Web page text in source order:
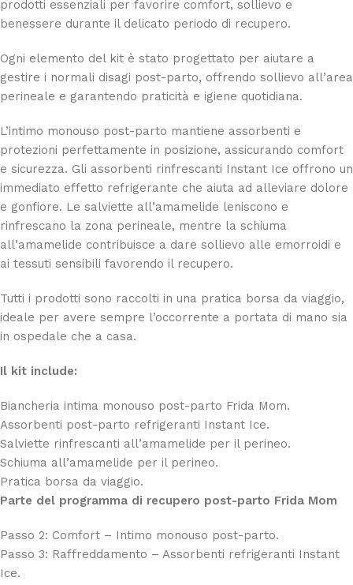
prodotti essenziali per favorire comfort, sollievo e
benessere durante il delicato periodo di recupero.
Ogni elemento del kit è stato progettato per aiutare a
gestire i normali disagi post-parto, offrendo sollievo all’area
perineale e garantendo praticità e igiene quotidiana.
L’intimo monouso post-parto mantiene assorbenti e
protezioni perfettamente in posizione, assicurando comfort
e sicurezza. Gli assorbenti rinfrescanti Instant Ice offrono un
immediato effetto refrigerante che aiuta ad alleviare dolore
e gonfiore. Le salviette all’amamelide leniscono e
rinfrescano la zona perineale, mentre la schiuma
all’amamelide contribuisce a dare sollievo alle emorroidi e
ai tessuti sensibili favorendo il recupero.
Tutti i prodotti sono raccolti in una pratica borsa da viaggio,
ideale per avere sempre l’occorrente a portata di mano sia
in ospedale che a casa.
Il kit include:
Biancheria intima monouso post-parto Frida Mom.
Assorbenti post-parto refrigeranti Instant Ice.
Salviette rinfrescanti all’amamelide per il perineo.
Schiuma all’amamelide per il perineo.
Pratica borsa da viaggio.
Parte del programma di recupero post-parto Frida Mom
Passo 2: Comfort – Intimo monouso post-parto.
Passo 3: Raffreddamento – Assorbenti refrigeranti Instant
Ice.